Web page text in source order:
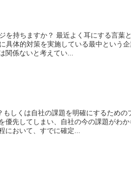
を持ちますか？ 最近よく耳にする言葉
具体的対策を実施している最中という
関係ないと考えてい...
もしくは自社の課題を明確にするための
優先してしまい、自社の今の課題がわ
において、すでに確定...